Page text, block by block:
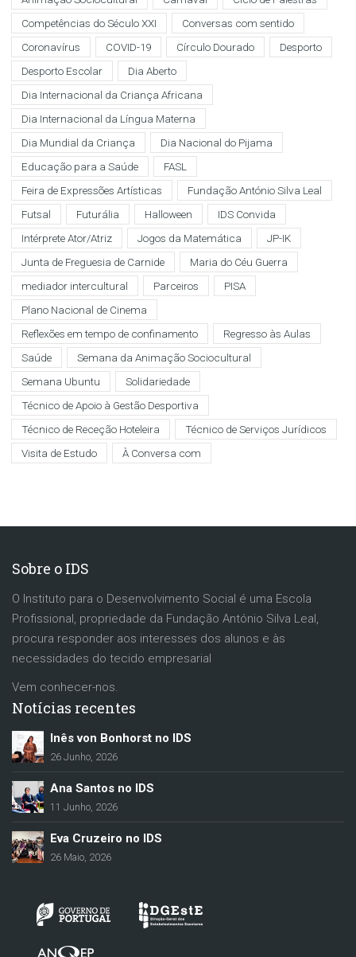
Competências do Século XXI
Conversas com sentido
Coronavírus
COVID-19 Círculo Dourado
Desporto
Desporto Escolar
Dia Aberto
Dia Internacional da Criança Africana
Dia Internacional da Língua Materna
Dia Mundial da Criança
Dia Nacional do Pijama
Educação para a Saúde
FASL
Feira de Expressões Artísticas
Fundação António Silva Leal
Futsal
Futurália Halloween
IDS Convida
Intérprete Ator/Atriz
Jogos da Matemática
JP-IK
Junta de Freguesia de Carnide
Maria do Céu Guerra
mediador intercultural
Parceiros
PISA
Plano Nacional de Cinema
Reflexões em tempo de confinamento
Regresso às Aulas
Saúde
Semana da Animação Sociocultural
Semana Ubuntu
Solidariedade
Técnico de Apoio à Gestão Desportiva
Técnico de Receção Hoteleira
Técnico de Serviços Jurídicos
Visita de Estudo
À Conversa com
Sobre o IDS
O Instituto para o Desenvolvimento Social é uma Escola
Profissional, propriedade da Fundação António Silva Leal,
procura responder aos interesses dos alunos e às
necessidades do tecido empresarial
Vem conhecer-nos.
Notícias recentes
Inês von Bonhorst no IDS
26 Junho, 2026
Ana Santos no IDS
11 Junho, 2026
Eva Cruzeiro no IDS
26 Maio, 2026